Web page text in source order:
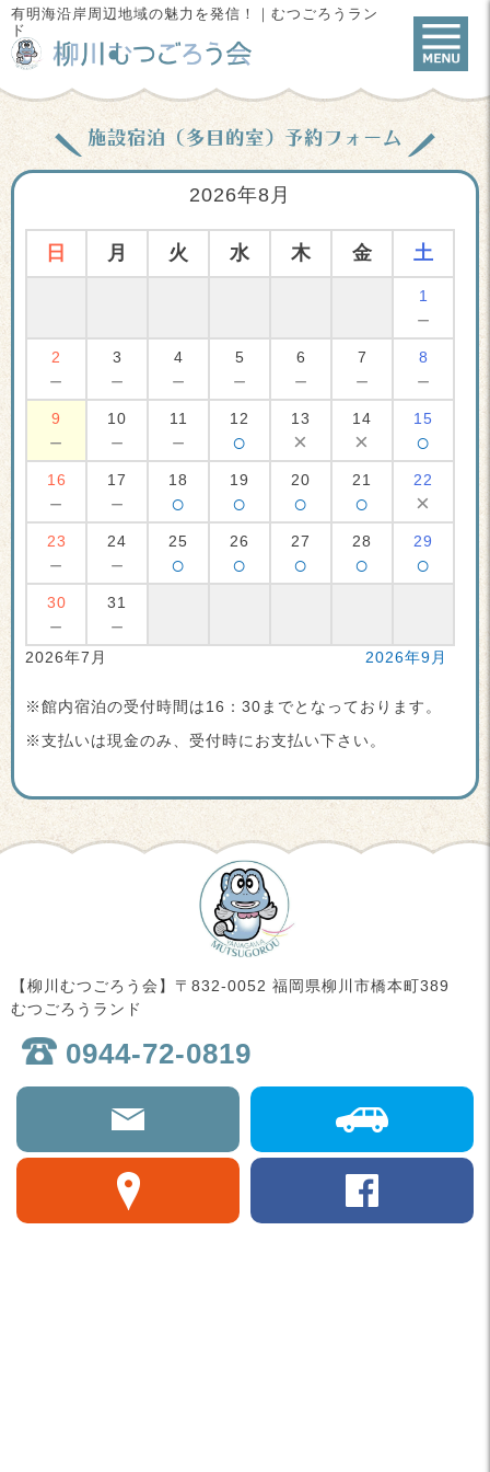
有明海沿岸周辺地域の魅力を発信！｜むつごろうラン
ド
施設宿泊（多目的室）予約フォーム
2026年8月
日 月 火 水 木 金 土
1
－
2
－
3
－
4
－
5
－
6
－
7
－
8
－
9
－
10
－
11
－
12
○
13
×
14
×
15
○
16
－
17
－
18
○
19
○
20
○
21
○
22
×
23
－
24
－
25
○
26
○
27
○
28
○
29
○
30
－
31
－
2026年7月 2026年9月
※館内宿泊の受付時間は16：30までとなっております。
※支払いは現金のみ、受付時にお支払い下さい。
【柳川むつごろう会】〒832-0052 福岡県柳川市橋本町389
むつごろうランド
0944-72-0819